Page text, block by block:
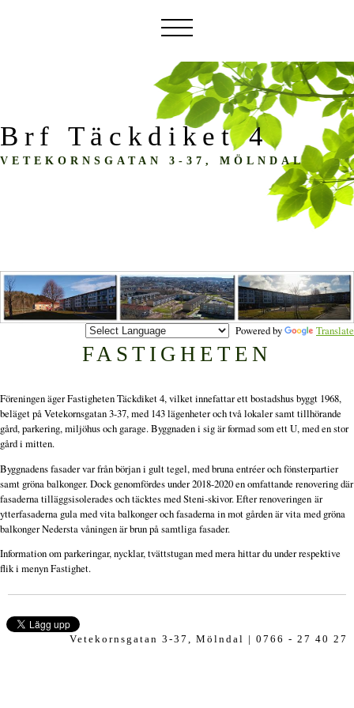
Brf Täckdiket 4
VETEKORNSGATAN 3-37, MÖLNDAL
Powered by Translate
FASTIGHETEN
Föreningen äger Fastigheten Täckdiket 4, vilket innefattar ett bostadshus byggt 1968,
beläget på Vetekornsgatan 3-37, med 143 lägenheter och två lokaler samt tillhörande
gård, parkering, miljöhus och garage. Byggnaden i sig är formad som ett U, med en stor
gård i mitten.
Byggnadens fasader var från början i gult tegel, med bruna entréer och fönsterpartier
samt gröna balkonger. Dock genomfördes under 2018-2020 en omfattande renovering där
fasaderna tilläggsisolerades och täcktes med Steni-skivor. Efter renoveringen är
ytterfasaderna gula med vita balkonger och fasaderna in mot gården är vita med gröna
balkonger Nedersta våningen är brun på samtliga fasader.
Information om parkeringar, nycklar, tvättstugan med mera hittar du under respektive
flik i menyn Fastighet.
Vetekornsgatan 3-37, Mölndal | 0766 - 27 40 27